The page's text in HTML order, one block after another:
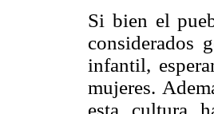
Si bien el
considerados
infantil,
mujeres.